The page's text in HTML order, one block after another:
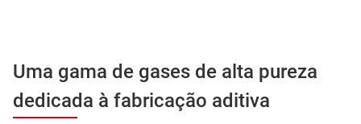
Uma gama de gases de alta pureza
dedicada à fabricação aditiva